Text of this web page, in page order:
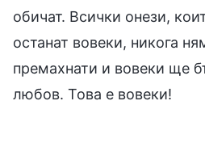
обичат. Всички онези,
останат вовеки, никога
премахнати и вовеки ще
любов. Това е вовеки!